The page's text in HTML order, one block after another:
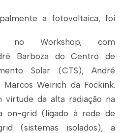
a fotovoltaica, foi
no Workshop, com
Barboza do Centro de
Solar (CTS), André
Weirich da Fockink.
virtude da alta radiação na
on-grid (ligado à rede de
(sistemas isolados), a